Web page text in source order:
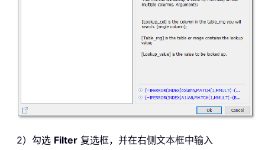
2）勾选 Filter 复选框，并在右侧文本框中输入